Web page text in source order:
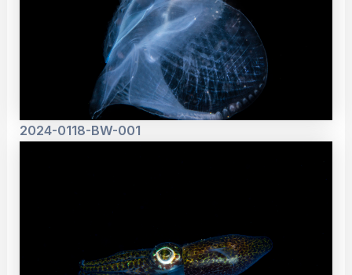
2024-0118-BW-001